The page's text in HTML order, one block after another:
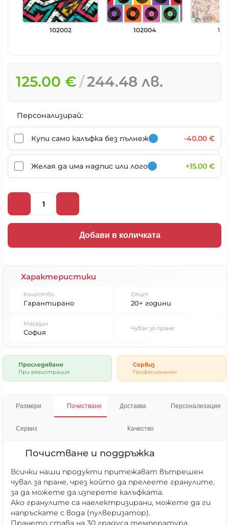
102002 102004
125.00 € 244.48 лв.
Персонализирай:
Купи само калъфка без пълнеж -40.00 €
Желая да има надпис или лого +15.00 €
Добави в количката
Характеристики
Качество
Гарантирано
Опит
20+ години
Магазин
София Чувал за пране
Проследяване
При регистрация
Сервиз
Професионален
Размери Почистване Доставка Персонализация
Сервиз Качество
Почистване и поддръжка
Всички наши продукти притежават вътрешен
чувал за пране, чрез който да прелеете гранулите,
за да можете да изперете калъфката.
Ако гранулите са наелектризирани, можете да ги
напръскате с вода (пулверизатор).
Прането става на 30 градуса температура.